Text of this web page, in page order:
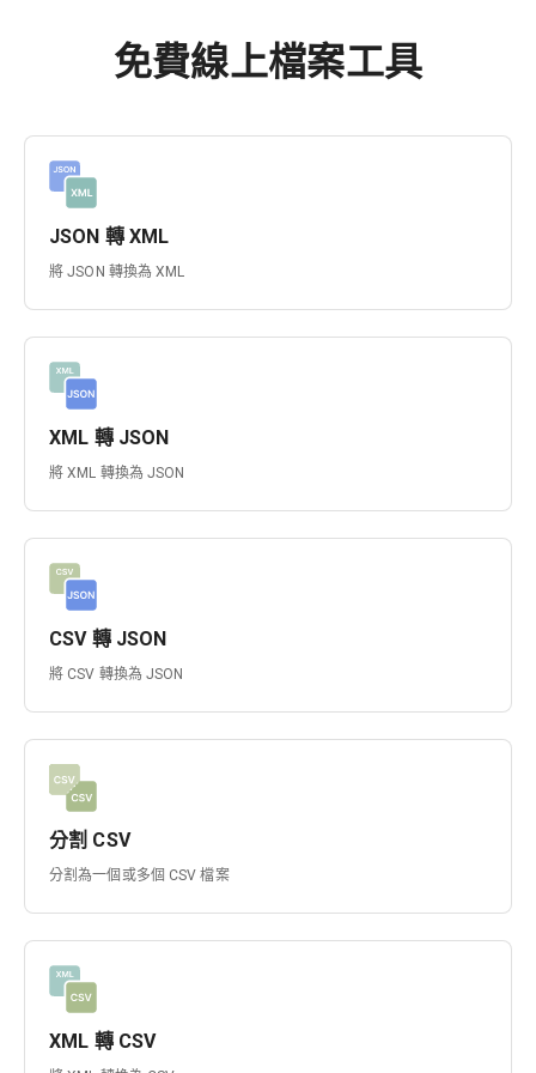
免費線上檔案工具
JSON 轉 XML
將 JSON 轉換為 XML
XML 轉 JSON
將 XML 轉換為 JSON
CSV 轉 JSON
將 CSV 轉換為 JSON
分割 CSV
分割為一個或多個 CSV 檔案
XML 轉 CSV